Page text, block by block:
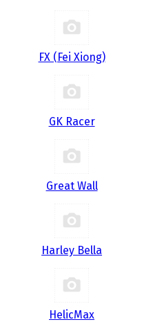
FX (Fei Xiong)
GK Racer
Great Wall
Harley Bella
HelicMax